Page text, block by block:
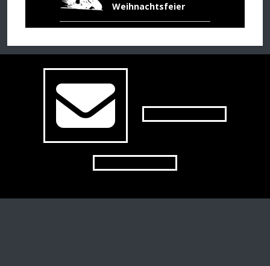
Weihnachtsfeier